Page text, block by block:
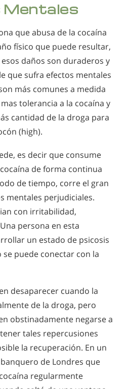
Mentales
que abusa de la cocaína
físico que puede resultar,
daños son duraderos y
que sufra efectos mentales
más comunes a medida
tolerancia a la cocaína y
cantidad de la droga para
(high).
es decir que consume
de forma continua
de tiempo, corre el gran
mentales perjudiciales.
con irritabilidad,
persona en esta
un estado de psicosis
puede conectar con la
desaparecer cuando la
de la droga, pero
obstinadamente negarse a
tales repercusiones
la recuperación. En un
de Londres que
regularmente